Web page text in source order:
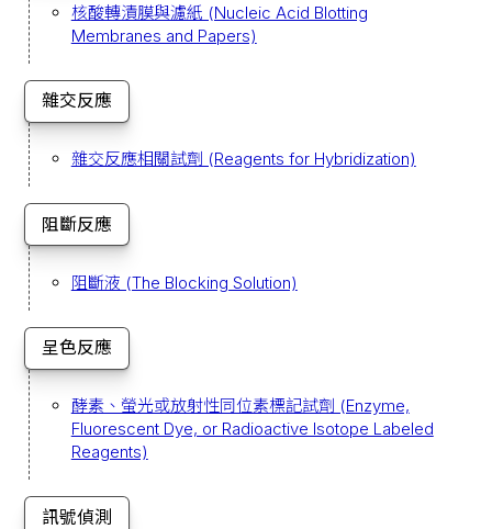
核酸轉漬膜與濾紙 (Nucleic Acid Blotting
Membranes and Papers)
雜交反應
雜交反應相關試劑 (Reagents for Hybridization)
阻斷反應
阻斷液 (The Blocking Solution)
呈色反應
酵素、螢光或放射性同位素標記試劑 (Enzyme,
Fluorescent Dye, or Radioactive Isotope Labeled
Reagents)
訊號偵測